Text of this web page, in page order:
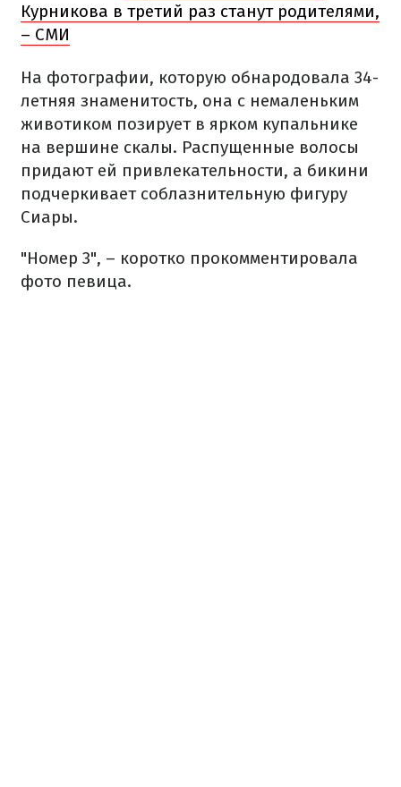
Курникова в третий раз станут родителями,
– СМИ
На фотографии, которую обнародовала 34-
летняя знаменитость, она с немаленьким
животиком позирует в ярком купальнике
на вершине скалы. Распущенные волосы
придают ей привлекательности, а бикини
подчеркивает соблазнительную фигуру
Сиары.
"Номер 3", – коротко прокомментировала
фото певица.